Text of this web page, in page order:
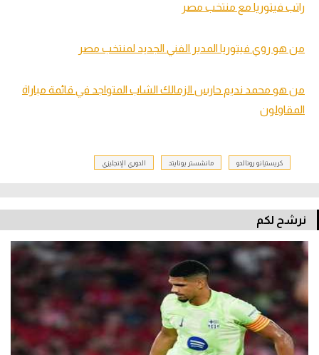
راتب فيتوريا مع منتخب مصر
من هو روي فيتوريا المدير الفني الجديد لمنتخب مصر
من هو محمد نديم حارس الزمالك الشاب المتواجد في قائمة مباراة
المقاولون
كريستيانو رونالدو مانشستر يونايتد الدوري الإنجليزي
نرشح لكم